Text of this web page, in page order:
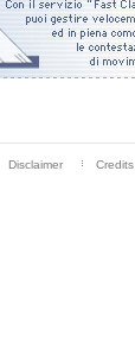
Disclaimer Credits